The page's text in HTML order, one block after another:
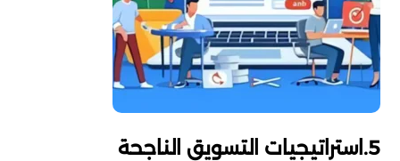
5.استراتيجيات التسويق الناجحة